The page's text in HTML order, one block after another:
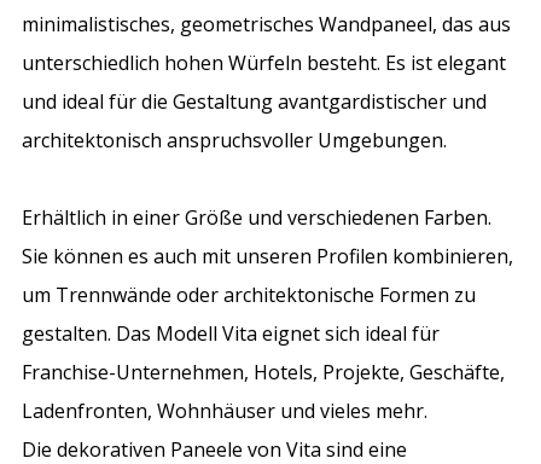
minimalistisches, geometrisches Wandpaneel, das aus
unterschiedlich hohen Würfeln besteht. Es ist elegant
und ideal für die Gestaltung avantgardistischer und
architektonisch anspruchsvoller Umgebungen.
Erhältlich in einer Größe und verschiedenen Farben.
Sie können es auch mit unseren Profilen kombinieren,
um Trennwände oder architektonische Formen zu
gestalten. Das Modell Vita eignet sich ideal für
Franchise-Unternehmen, Hotels, Projekte, Geschäfte,
Ladenfronten, Wohnhäuser und vieles mehr.
Die dekorativen Paneele von Vita sind eine